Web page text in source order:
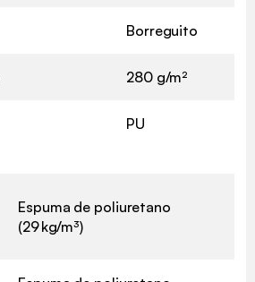
Borreguito
280 g/m²
PU
Espuma de poliuretano
(29 kg/m³)